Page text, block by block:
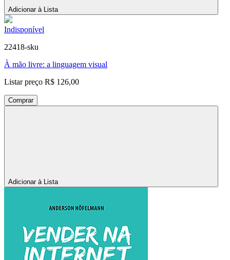
Adicionar à Lista
Indisponível
22418-sku
À mão livre: a linguagem visual
Listar preço R$ 126,00
Comprar
Adicionar à Lista